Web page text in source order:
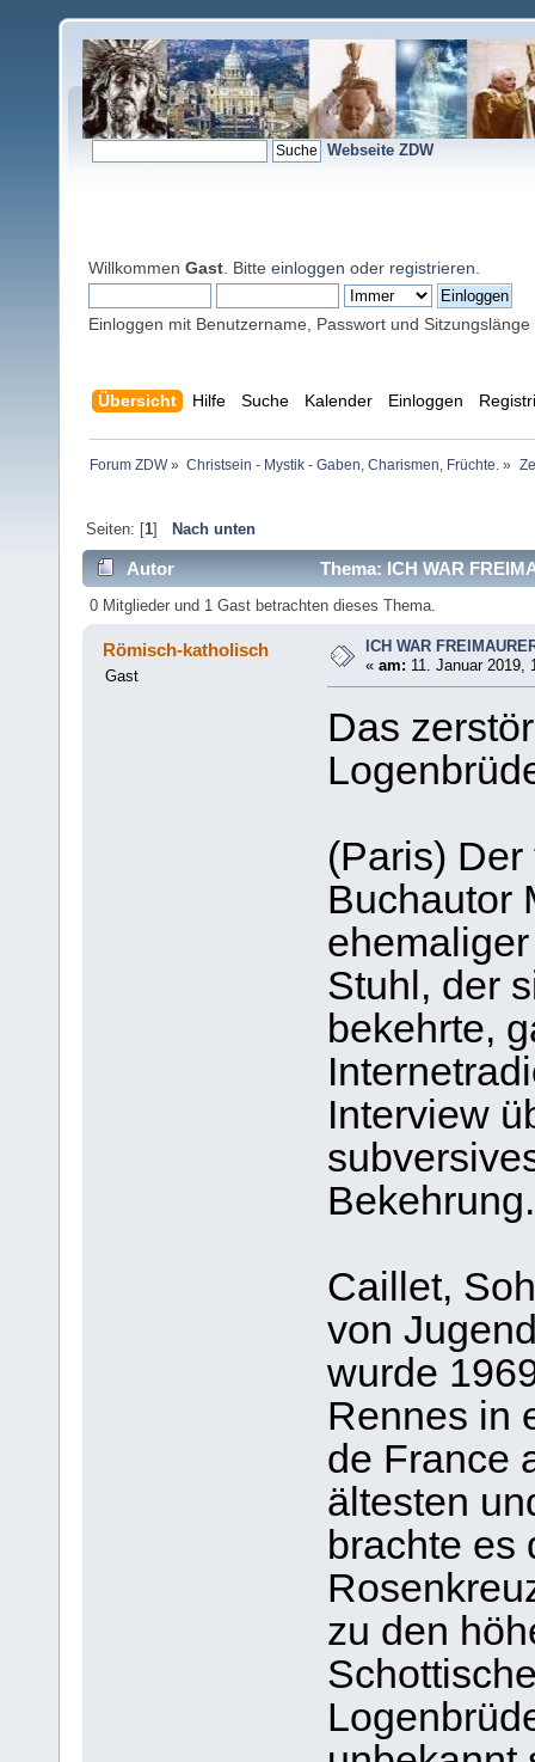
Webseite ZDW
Willkommen Gast . Bitte einloggen oder registrieren
Einloggen mit Benutzername, Passwort und Sitzungslänge
Übersicht Hilfe Suche Kalender Einloggen
Forum ZDW» Christsein - Mystik - Gaben, Charismen, Früchte. »
Seiten: [1] Nach unten
Autor Thema: ICH WAR
0 Mitglieder und 1 Gast betrachten dieses Thema.
Römisch-katholisch
Gast
ICH WAR
«am: 11. Januar 2019,
Das
(Paris)
Buchautor
Stuhl, der
bekehrte,
Interview
Bekehrung.
Caillet,
von
wurde
Rennes in
de France
ältesten
brachte es
zu den